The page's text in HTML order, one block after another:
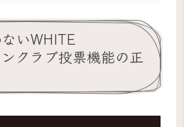
いWHITE
クラブ投票機能の正